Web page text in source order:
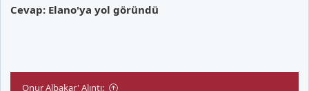
Cevap: Elano'ya yol göründü
Onur Albakar' Alıntı: